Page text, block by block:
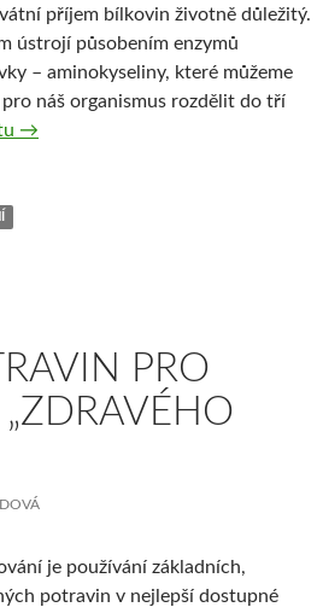
příjem bílkovin životně důležitý.
ústrojí působením enzymů
– aminokyseliny, které můžeme
náš organismus rozdělit do tří
Bílkoviny
→
PRO
je používání základních,
potravin v nejlepší dostupné